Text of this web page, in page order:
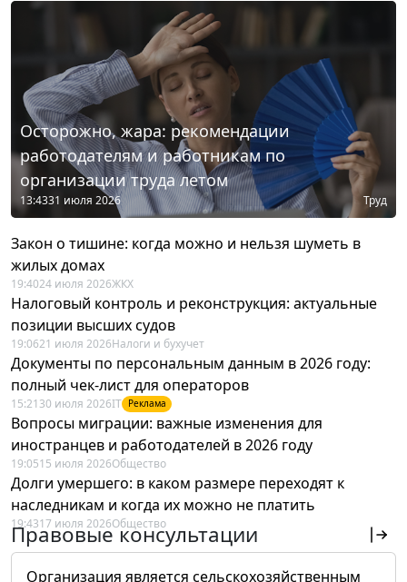
Осторожно, жара: рекомендации
работодателям и работникам по
организации труда летом
13:4331 июля 2026 Труд
Закон о тишине: когда можно и нельзя шуметь в
жилых домах
19:4024 июля 2026ЖКХ
Налоговый контроль и реконструкция: актуальные
позиции высших судов
19:0621 июля 2026Налоги и бухучет
Документы по персональным данным в 2026 году:
полный чек-лист для операторов
15:21 30 июля 2026IT Реклама
Вопросы миграции: важные изменения для
иностранцев и работодателей в 2026 году
19:0515 июля 2026Общество
Долги умершего: в каком размере переходят к
наследникам и когда их можно не платить
19:4317 июля 2026Общество
Правовые консультации
Организация является сельскохозяйственным